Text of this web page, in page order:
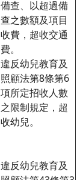
備查、以超過備
查之數額及項目
收費，超收交通
費。
違反幼兒教育及
照顧法第8條第6
項所定招收人數
之限制規定，超
收幼兒。
違反幼兒教育及